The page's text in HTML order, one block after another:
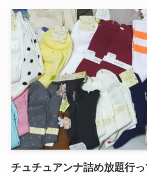
チュチュアンナ詰め放題行っ